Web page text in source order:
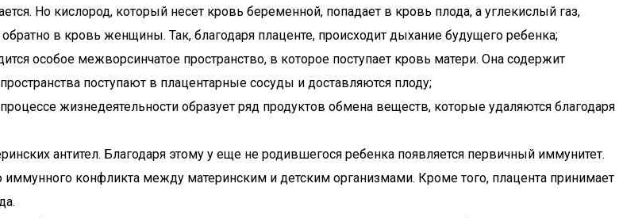
Но кислород, который несет кровь беременной, попадает в кровь плода, а углекислый газ,
в кровь женщины. Так, благодаря плаценте, происходит дыхание будущего ребенка;
особое межворсинчатое пространство, в которое поступает кровь матери. Она содержит
поступают в плацентарные сосуды и доставляются плоду;
жизнедеятельности образует ряд продуктов обмена веществ, которые удаляются благодаря
антител. Благодаря этому у еще не родившегося ребенка появляется первичный иммунитет.
иммунного конфликта между материнским и детским организмами. Кроме того, плацента принимает